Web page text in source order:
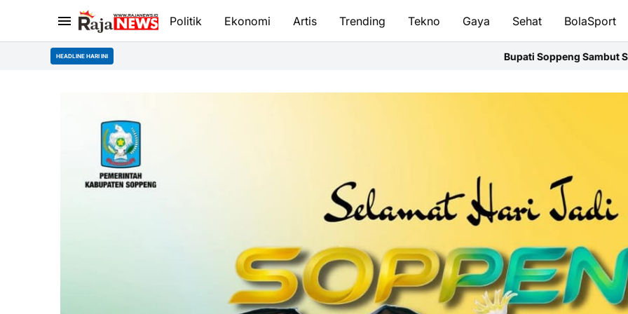
Politik Ekonomi Artis Trending Tekno Gaya Sehat BolaSport
HEADLINE HARI INI Bupati Soppeng Sambut Silaturahmi Kapolres,Perkuat Sinergi